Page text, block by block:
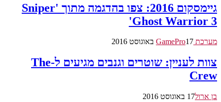
גיימסקום 2016: צפו בהדגמה מתוך 'Sniper
Ghost Warrior 3'
מערכת GamePro 17 באוגוסט 2016
צוות לעניין: שוטרים וגנבים מגיעים ל-The
Crew
בן ארול17 באוגוסט 2016